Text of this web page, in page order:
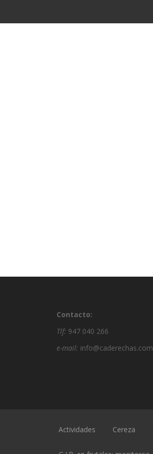
Contacto:
Tlf: 947 040 266
e-mail: info@caderechas.com
Actividades Cereza